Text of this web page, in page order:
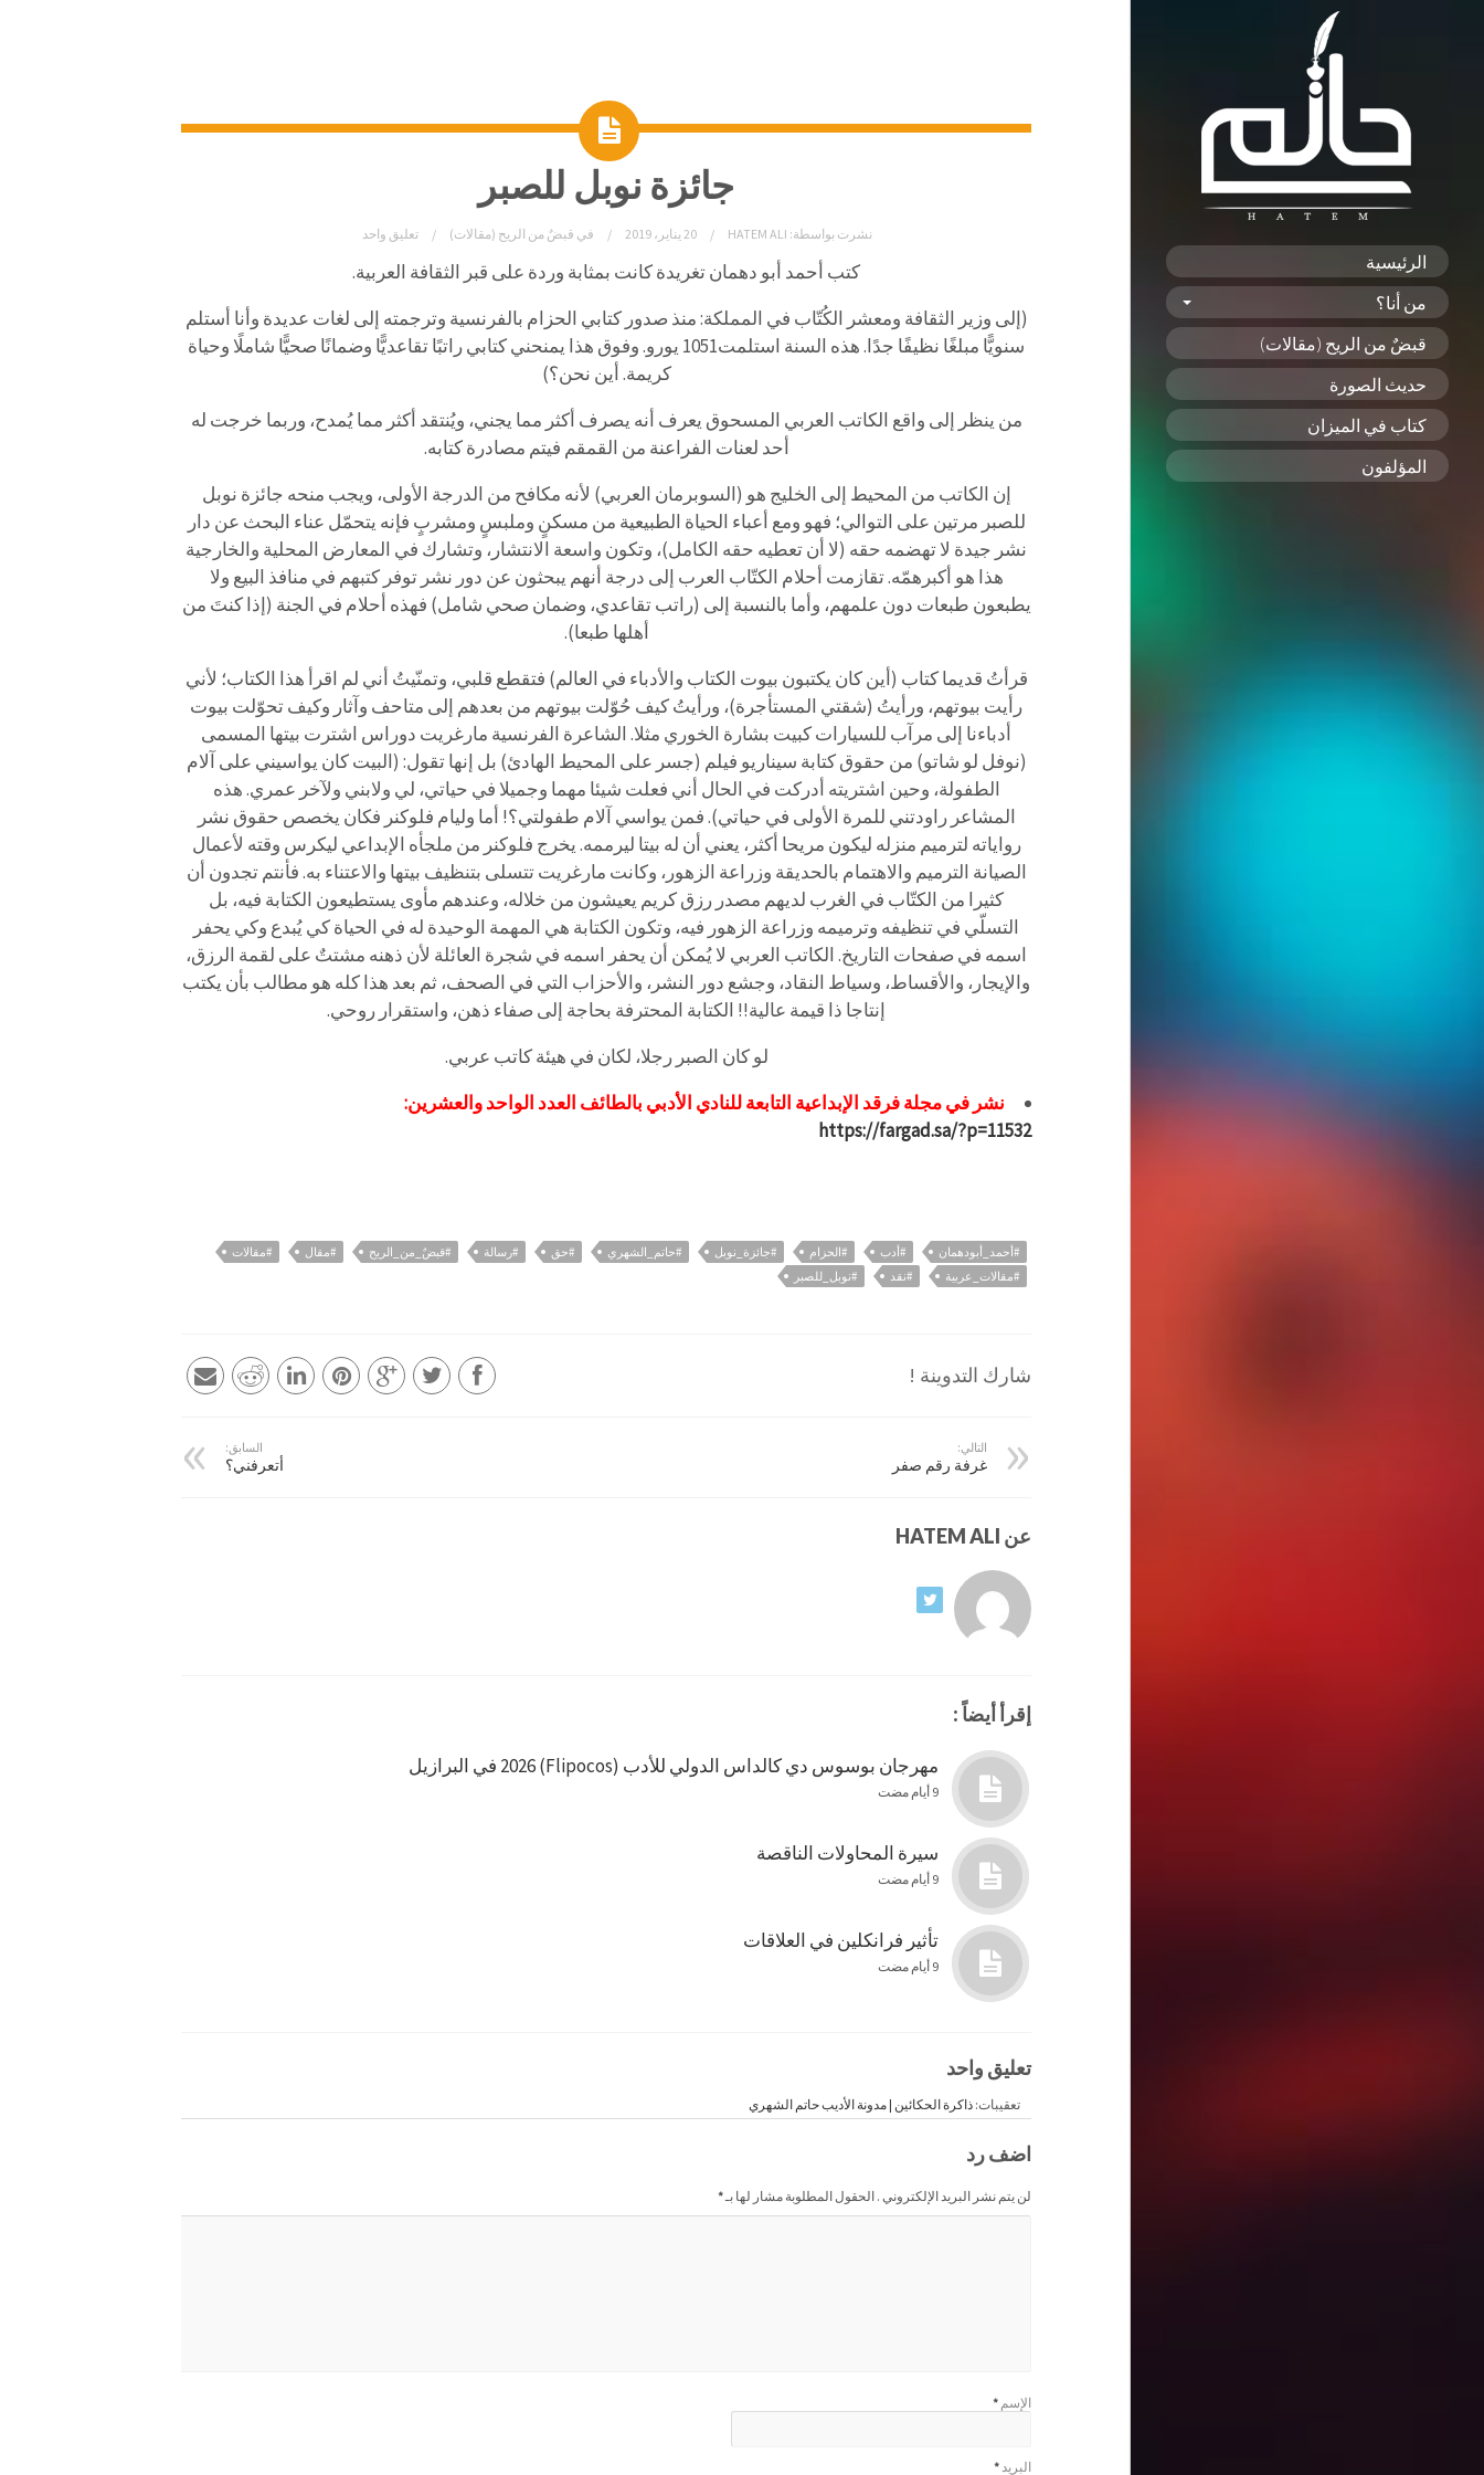
الرئيسية
من أنا؟
قبضٌ من الريح (مقالات)
حديث الصورة
كتاب في الميزان
المؤلفون
جائزة نوبل للصبر
نشرت بواسطة: HATEM ALI 20 يناير، 2019 في قبضٌ من الريح (مقالات) تعليق واحد
كتب أحمد أبو دهمان تغريدة كانت بمثابة وردة على قبر الثقافة العربية.
(إلى وزير الثقافة ومعشر الكُتّاب في المملكة: منذ صدور كتابي الحزام بالفرنسية وترجمته إلى لغات عديدة وأنا أستلم
سنويًّا مبلغًا نظيفًا جدًا. هذه السنة استلمت1051 يورو. وفوق هذا يمنحني كتابي راتبًا تقاعديًّا وضمانًا صحيًّا شاملًا وحياة
كريمة. أين نحن؟)
من ينظر إلى واقع الكاتب العربي المسحوق يعرف أنه يصرف أكثر مما يجني، ويُنتقد أكثر مما يُمدح، وربما خرجت له
أحد لعنات الفراعنة من القمقم فيتم مصادرة كتابه.
إن الكاتب من المحيط إلى الخليج هو (السوبرمان العربي) لأنه مكافح من الدرجة الأولى، ويجب منحه جائزة نوبل
للصبر مرتين على التوالي؛ فهو ومع أعباء الحياة الطبيعية من مسكنٍ وملبسٍ ومشربٍ فإنه يتحمّل عناء البحث عن دار
نشر جيدة لا تهضمه حقه (لا أن تعطيه حقه الكامل)، وتكون واسعة الانتشار، وتشارك في المعارض المحلية والخارجية
هذا هو أكبرهمّه. تقازمت أحلام الكتّاب العرب إلى درجة أنهم يبحثون عن دور نشر توفر كتبهم في منافذ البيع ولا
يطبعون طبعات دون علمهم، وأما بالنسبة إلى (راتب تقاعدي، وضمان صحي شامل) فهذه أحلام في الجنة (إذا كنتَ من
أهلها طبعا).
قرأتُ قديما كتاب (أين كان يكتبون بيوت الكتاب والأدباء في العالم) فتقطع قلبي، وتمنّيتُ أني لم اقرأ هذا الكتاب؛ لأني
رأيت بيوتهم، ورأيتُ (شقتي المستأجرة)، ورأيتُ كيف حُوّلت بيوتهم من بعدهم إلى متاحف وآثار وكيف تحوّلت بيوت
أدباءنا إلى مرآب للسيارات كبيت بشارة الخوري مثلا. الشاعرة الفرنسية مارغريت دوراس اشترت بيتها المسمى
(نوفل لو شاتو) من حقوق كتابة سيناريو فيلم (جسر على المحيط الهادئ) بل إنها تقول: (البيت كان يواسيني على آلام
الطفولة، وحين اشتريته أدركت في الحال أني فعلت شيئا مهما وجميلا في حياتي، لي ولابني ولآخر عمري. هذه
المشاعر راودتني للمرة الأولى في حياتي). فمن يواسي آلام طفولتي؟! أما وليام فلوكنر فكان يخصص حقوق نشر
رواياته لترميم منزله ليكون مريحا أكثر، يعني أن له بيتا ليرممه. يخرج فلوكنر من ملجأه الإبداعي ليكرس وقته لأعمال
الصيانة الترميم والاهتمام بالحديقة وزراعة الزهور، وكانت مارغريت تتسلى بتنظيف بيتها والاعتناء به. فأنتم تجدون أن
كثيرا من الكتّاب في الغرب لديهم مصدر رزق كريم يعيشون من خلاله، وعندهم مأوى يستطيعون الكتابة فيه، بل
التسلّي في تنظيفه وترميمه وزراعة الزهور فيه، وتكون الكتابة هي المهمة الوحيدة له في الحياة كي يُبدع وكي يحفر
اسمه في صفحات التاريخ. الكاتب العربي لا يُمكن أن يحفر اسمه في شجرة العائلة لأن ذهنه مشتتٌ على لقمة الرزق،
والإيجار، والأقساط، وسياط النقاد، وجشع دور النشر، والأحزاب التي في الصحف، ثم بعد هذا كله هو مطالب بأن يكتب
إنتاجا ذا قيمة عالية!! الكتابة المحترفة بحاجة إلى صفاء ذهن، واستقرار روحي.
لو كان الصبر رجلا، لكان في هيئة كاتب عربي.
نشر في مجلة فرقد الإبداعية التابعة للنادي الأدبي بالطائف العدد الواحد والعشرين:
https://fargad.sa/?p=11532
#أحمد_أبودهمان #أدب #الحزام #جائزة_نوبل #حاتم_الشهري #حق #رسالة #قبضٌ_من_الريح #مقال
#مقالات
#مقالات_عربية
#نقد #نوبل_للصبر
شارك التدوينة !
السابق:
أتعرفني؟
التالي:
غرفة رقم صفر
عن HATEM ALI
إقرأ أيضاً :
مهرجان بوسوس دي كالداس الدولي للأدب (Flipocos) 2026 في البرازيل
9 أيام مضت
سيرة المحاولات الناقصة
9 أيام مضت
تأثير فرانكلين في العلاقات
9 أيام مضت
تعليق واحد
تعقيبات: ذاكرة الحكائين | مدونة الأديب حاتم الشهري
اضف رد
لن يتم نشر البريد الإلكتروني . الحقول المطلوبة مشار لها بـ*
الإسم *
البريد*